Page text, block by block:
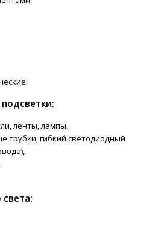
ленты, лампы,
трубки, гибкий светодиодный